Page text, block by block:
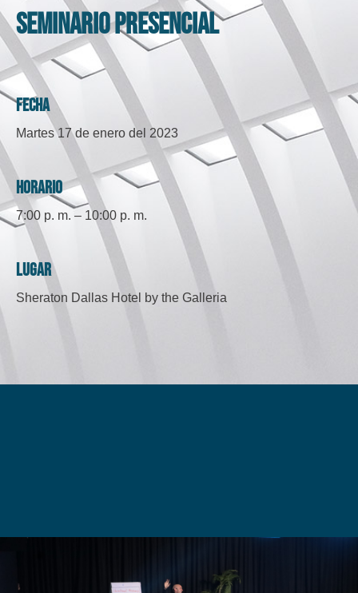
Seminario Presencial
Fecha
Martes 17 de enero del 2023
Horario
7:00 p. m. – 10:00 p. m.
Lugar
Sheraton Dallas Hotel by the Galleria